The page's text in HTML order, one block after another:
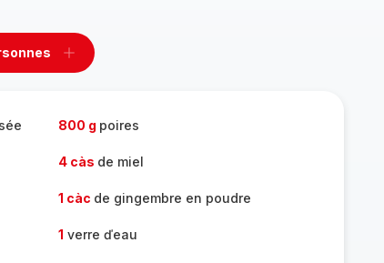
Ajouter
800 g poires
4 càs de miel
1 càc de gingembre en poudre
1 verre ďeau